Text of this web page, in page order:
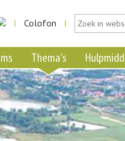
| Colofon |
Thema's